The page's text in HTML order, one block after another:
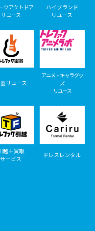
ツアウトドア
リユース
ハイブランド
リユース
リユース
アニメ・キャラグッ
ズ
リユース
越＋買取
サービス
ドレスレンタル